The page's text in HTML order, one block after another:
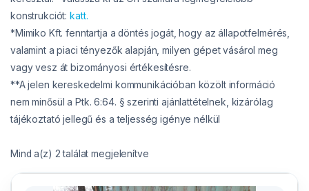
konstrukciót: katt.
*Mimiko Kft. fenntartja a döntés jogát, hogy az állapotfelmérés,
valamint a piaci tényezők alapján, milyen gépet vásárol meg
vagy vesz át bizományosi értékesítésre.
**A jelen kereskedelmi kommunikációban közölt információ
nem minősül a Ptk. 6:64. § szerinti ajánlattételnek, kizárólag
tájékoztató jellegű és a teljesség igénye nélkül
Mind a(z) 2 találat megjelenítve